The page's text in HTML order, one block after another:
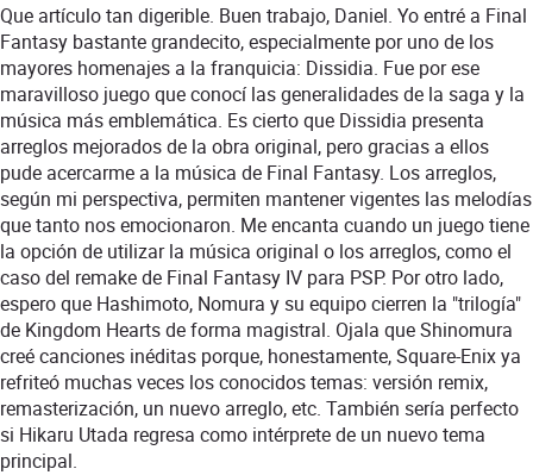
Que artículo tan digerible. Buen trabajo, Daniel. Yo entré a Final
Fantasy bastante grandecito, especialmente por uno de los
mayores homenajes a la franquicia: Dissidia. Fue por ese
maravilloso juego que conocí las generalidades de la saga y la
música más emblemática. Es cierto que Dissidia presenta
arreglos mejorados de la obra original, pero gracias a ellos
pude acercarme a la música de Final Fantasy. Los arreglos,
según mi perspectiva, permiten mantener vigentes las melodías
que tanto nos emocionaron. Me encanta cuando un juego tiene
la opción de utilizar la música original o los arreglos, como el
caso del remake de Final Fantasy IV para PSP. Por otro lado,
espero que Hashimoto, Nomura y su equipo cierren la "trilogía"
de Kingdom Hearts de forma magistral. Ojala que Shinomura
creé canciones inéditas porque, honestamente, Square-Enix ya
refriteó muchas veces los conocidos temas: versión remix,
remasterización, un nuevo arreglo, etc. También sería perfecto
si Hikaru Utada regresa como intérprete de un nuevo tema
principal.